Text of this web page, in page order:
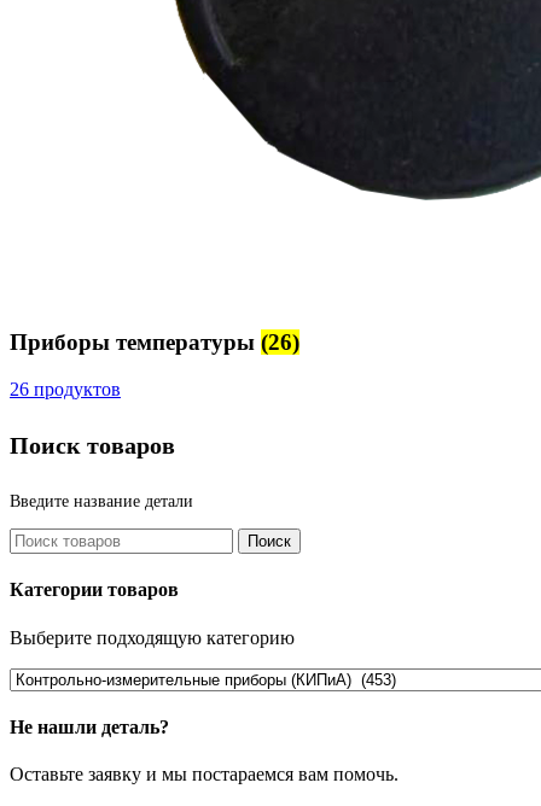
Приборы температуры (26)
26 продуктов
Поиск товаров
Введите название детали
Поиск
Категории товаров
Выберите подходящую категорию
Не нашли деталь?
Оставьте заявку и мы постараемся вам помочь.